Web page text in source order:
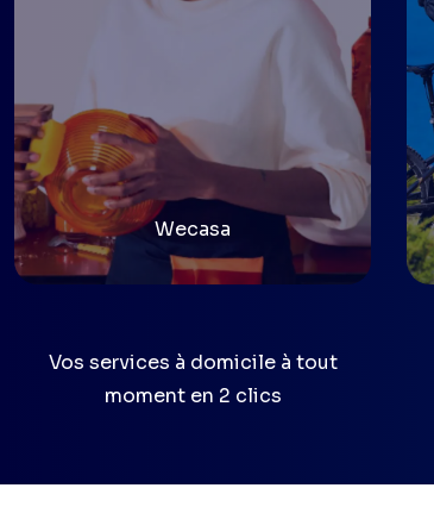
Wecasa
Vos services à domicile à tout
moment en 2 clics